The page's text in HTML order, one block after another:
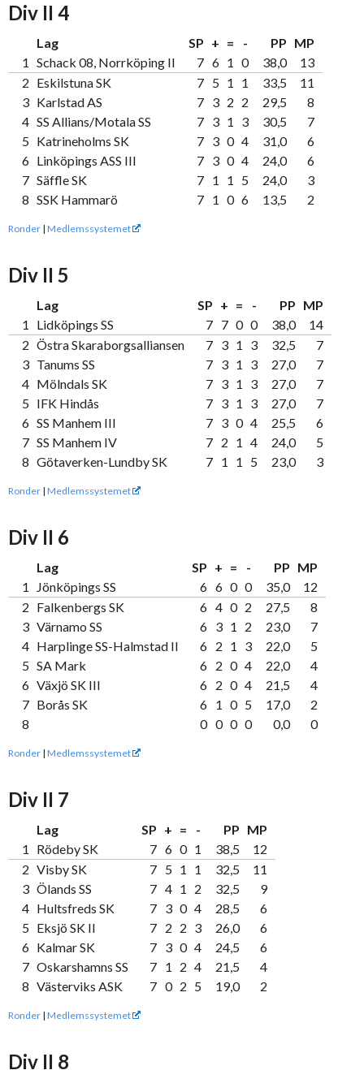
Div II 4
Lag SP + = - PP MP
1 Schack 08, Norrköping II 7 6 1 0 38,0
13
2 Eskilstuna SK 7 5 1 1 33,5
11
3 Karlstad AS 7 3 2 2 29,5
8
4 SS Allians/Motala SS 7 3 1 3 30,5
7
5 Katrineholms SK 7 3 0 4 31,0
6
6 Linköpings ASS III 7 3 0 4 24,0
6
7 Säffle SK 7 1 1 5 24,0
3
8 SSK Hammarö 7 1 0 6 13,5 2
Ronder | Medlemssystemet
Div II 5
Lag SP + = - PP MP
1
Lidköpings SS 7 7 0 0 38,0
14
2 Östra Skaraborgsalliansen 7 3 1 3 32,5
7
3 Tanums SS 7 3 1 3 27,0
7
4 Mölndals SK 7 3 1 3 27,0
7
5 IFK Hindås 7 3 1 3 27,0
7
6 SS Manhem III 7 3 0 4 25,5
6
7 SS Manhem IV 7 2 1 4 24,0
5
8 Götaverken-Lundby SK 7 1 1 5 23,0 3
Ronder | Medlemssystemet
Div II 6
Lag SP + = - PP MP
1
Jönköpings SS 6 6 0 0 35,0
12
2 Falkenbergs SK 6 4 0 2 27,5
8
3 Värnamo SS 6 3 1 2 23,0
7
4 Harplinge SS-Halmstad II 6 2 1 3 22,0
5
5 SA Mark 6 2 0 4 22,0
4
6 Växjö SK III 6 2 0 4 21,5
4
7 Borås SK 6 1 0 5 17,0
2
8
0 0 0 0 0,0 0
Ronder | Medlemssystemet
Div II 7
Lag SP + = - PP MP
1
Rödeby SK 7 6 0 1 38,5
12
2 Visby SK 7 5 1 1 32,5
11
3 Ölands SS 7 4 1 2 32,5
9
4 Hultsfreds SK 7 3 0 4 28,5
6
5 Eksjö SK II 7 2 2 3 26,0
6
6 Kalmar SK 7 3 0 4 24,5
6
7 Oskarshamns SS 7 1 2 4 21,5
4
8 Västerviks ASK 7 0 2 5 19,0 2
Ronder | Medlemssystemet
Div II 8